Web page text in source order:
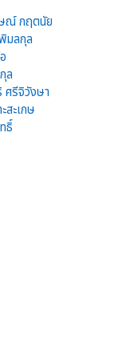
ณ์ กฤตนัย
มลกุล
ล
รีจิวังษา
สะเกษ
ธิ์